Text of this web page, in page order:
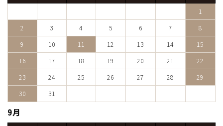
1
2
3 4 5 6 7
8
9
10 11 12 13 14
15
16
17 18 19 20 21
22
23
24 25 26 27 28
29
30
31
9月